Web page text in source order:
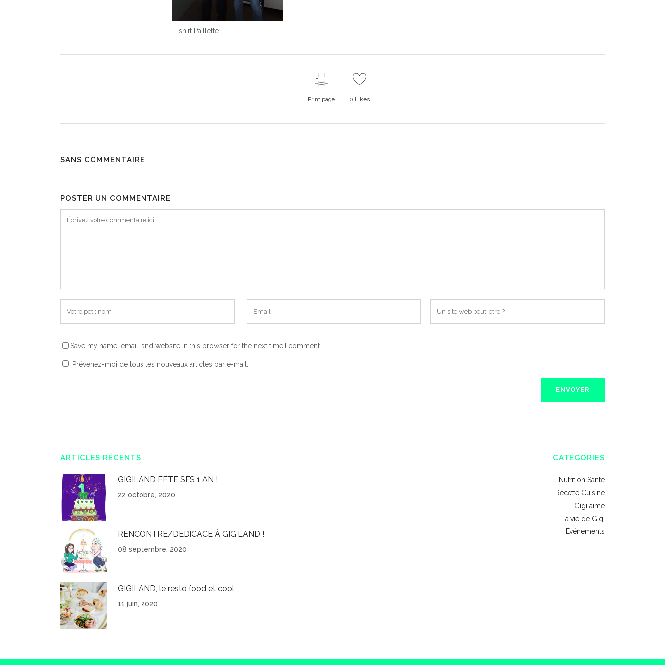
T-shirt Paillette
Print page 0 Likes
SANS COMMENTAIRE
POSTER UN COMMENTAIRE
Save my name, email, and website in this browser for the next time I comment.
Prévenez-moi de tous les nouveaux articles par e-mail.
ARTICLES RÉCENTS
GIGILAND FÊTE SES 1 AN !
22 octobre, 2020
RENCONTRE/DEDICACE À GIGILAND !
08 septembre, 2020
GIGILAND, le resto food et cool !
11 juin, 2020
CATÉGORIES
Nutrition Santé
Recette Cuisine
Gigi aime
La vie de Gigi
Événements